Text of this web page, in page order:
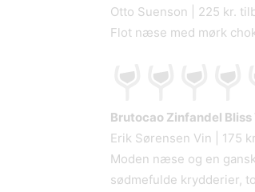
Otto Suenson | 225 kr.
Flot næse med mørk
Brutocao Zinfandel
Erik Sørensen Vin | 175
Moden næse og en
sødmefulde krydderier,